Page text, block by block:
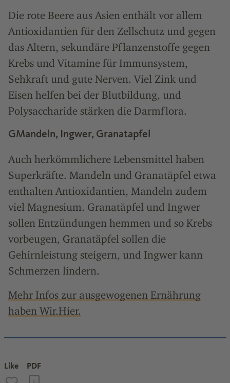
Die rote Beere aus Asien enthält vor allem
Antioxidantien für den Zellschutz und gegen
das Altern, sekundäre Pflanzenstoffe gegen
Krebs und Vitamine für Immunsystem,
Sehkraft und gute Nerven. Viel Zink und
Eisen helfen bei der Blutbildung, und
Polysaccharide stärken die Darmflora.
GMandeln, Ingwer, Granatapfel
Auch herkömmlichere Lebensmittel haben
Superkräfte. Mandeln und Granatäpfel etwa
enthalten Antioxidantien, Mandeln zudem
viel Magnesium. Granatäpfel und Ingwer
sollen Entzündungen hemmen und so Krebs
vorbeugen, Granatäpfel sollen die
Gehirnleistung steigern, und Ingwer kann
Schmerzen lindern.
Mehr Infos zur ausgewogenen Ernährung
haben Wir.Hier.
Like PDF